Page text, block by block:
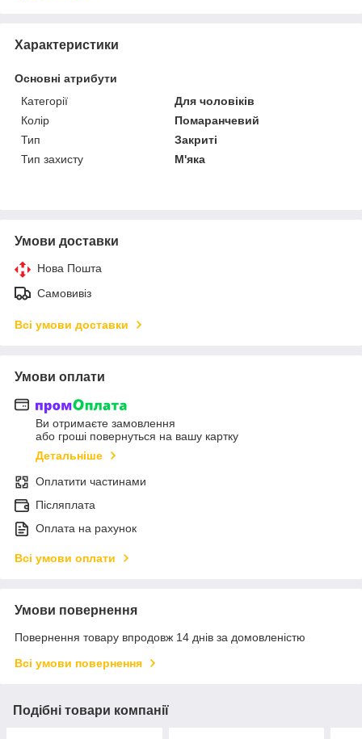
Характеристики
Основні атрибути
Категорії
Для чоловіків
Колір
Помаранчевий
Тип
Закриті
Тип захисту
М'яка
Умови доставки
Нова Пошта
Самовивіз
Всі умови доставки
Умови оплати
Ви отримаєте замовлення
або гроші повернуться на вашу картку
Детальніше
Оплатити частинами
Післяплата
Оплата на рахунок
Всі умови оплати
Умови повернення
Повернення товару впродовж 14 днів за домовленістю
Всі умови повернення
Подібні товари компанії